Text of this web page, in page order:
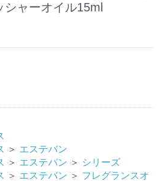
ャーオイル15ml
＞ エステバン
＞ エステバン ＞ シリーズ
＞ エステバン ＞ フレグランスオ